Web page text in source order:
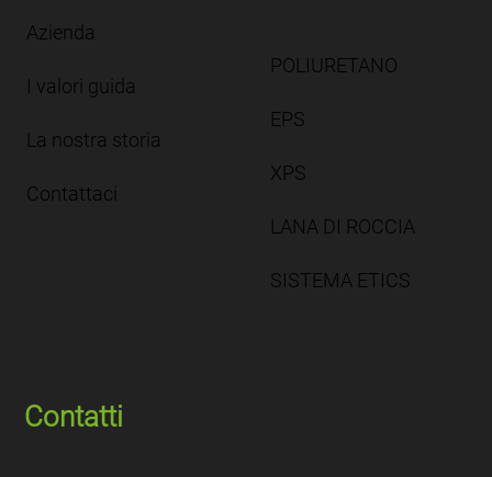
Azienda
I valori guida
La nostra storia
Contattaci
POLIURETANO
EPS
XPS
SISTEMA ETICS
LANA DI ROCCIA
Contatti